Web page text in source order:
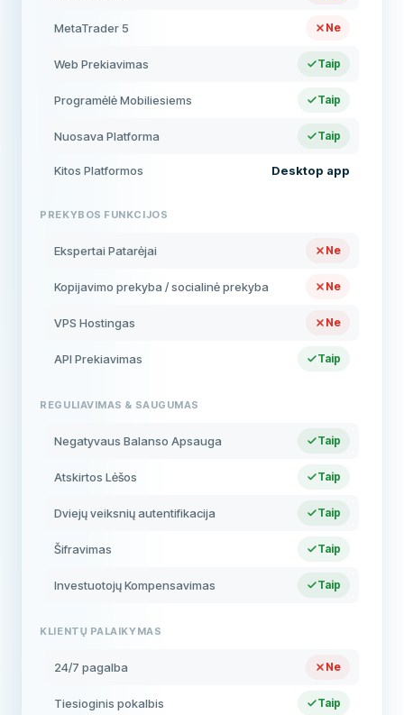
MetaTrader 5 Ne
Web Prekiavimas Taip
Programėlė Mobiliesiems Taip
Nuosava Platforma Taip
Kitos Platformos Desktop app
PREKYBOS FUNKCIJOS
Ekspertai Patarėjai Ne
Kopijavimo prekyba / socialinė prekyba Ne
VPS Hostingas Ne
API Prekiavimas Taip
REGULIAVIMAS & SAUGUMAS
Negatyvaus Balanso Apsauga Taip
Atskirtos Lėšos Taip
Dviejų veiksnių autentifikacija Taip
Šifravimas Taip
Investuotojų Kompensavimas Taip
KLIENTŲ PALAIKYMAS
24/7 pagalba Ne
Tiesioginis pokalbis Taip